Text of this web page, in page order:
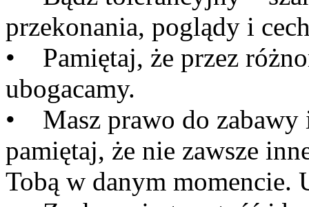
przekonania, poglądy i
• Pamiętaj, że przez
ubogacamy.
• Masz prawo do zabawy
pamiętaj, że nie zawsze
Tobą w danym momencie.